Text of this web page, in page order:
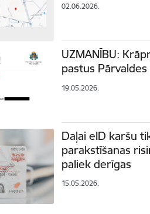
02.06.2026.
UZMANĪBU:
pastus Pārvaldes
19.05.2026.
Daļai eID karšu
parakstīšanas
paliek derīgas
15.05.2026.